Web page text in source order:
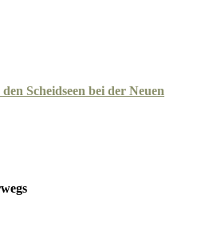
Scheidseen bei der Neuen